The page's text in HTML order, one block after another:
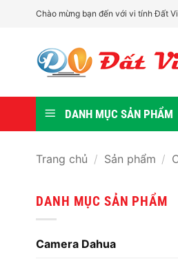
Chào mừng bạn đến với vi tính Đất
DANH MỤC SẢN PHẨM
Trang chủ / Sản phẩm /
DANH MỤC SẢN PHẨM
Camera Dahua